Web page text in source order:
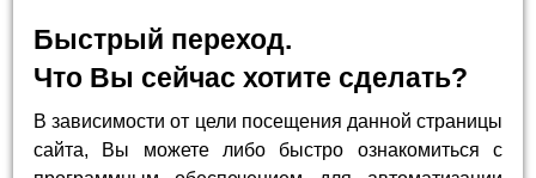
Быстрый переход.
Что Вы сейчас хотите сделать?
В зависимости от цели посещения данной страницы
сайта, Вы можете либо быстро ознакомиться с